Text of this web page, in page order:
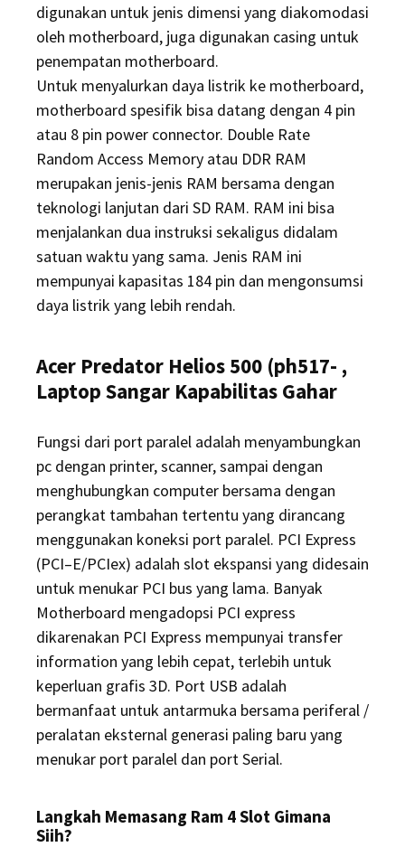
digunakan untuk jenis dimensi yang diakomodasi
oleh motherboard, juga digunakan casing untuk
penempatan motherboard.
Untuk menyalurkan daya listrik ke motherboard,
motherboard spesifik bisa datang dengan 4 pin
atau 8 pin power connector. Double Rate
Random Access Memory atau DDR RAM
merupakan jenis-jenis RAM bersama dengan
teknologi lanjutan dari SD RAM. RAM ini bisa
menjalankan dua instruksi sekaligus didalam
satuan waktu yang sama. Jenis RAM ini
mempunyai kapasitas 184 pin dan mengonsumsi
daya listrik yang lebih rendah.
Acer Predator Helios 500 (ph517- ,
Laptop Sangar Kapabilitas Gahar
Fungsi dari port paralel adalah menyambungkan
pc dengan printer, scanner, sampai dengan
menghubungkan computer bersama dengan
perangkat tambahan tertentu yang dirancang
menggunakan koneksi port paralel. PCI Express
(PCI–E/PCIex) adalah slot ekspansi yang didesain
untuk menukar PCI bus yang lama. Banyak
Motherboard mengadopsi PCI express
dikarenakan PCI Express mempunyai transfer
information yang lebih cepat, terlebih untuk
keperluan grafis 3D. Port USB adalah
bermanfaat untuk antarmuka bersama periferal /
peralatan eksternal generasi paling baru yang
menukar port paralel dan port Serial.
Langkah Memasang Ram 4 Slot Gimana
Siih?